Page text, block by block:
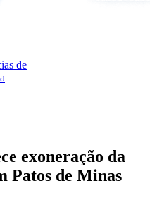
de
exoneração da
Patos de Minas